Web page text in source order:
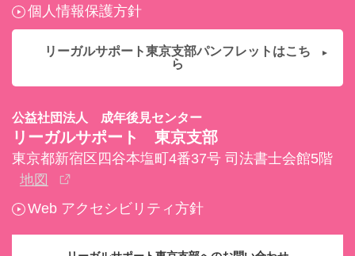
個人情報保護方針
リーガルサポート東京支部パンフレットはこち
ら
公益社団法人 成年後見センター
リーガルサポート 東京支部
東京都新宿区四谷本塩町4番37号 司法書士会館5階
地図
Web アクセシビリティ方針